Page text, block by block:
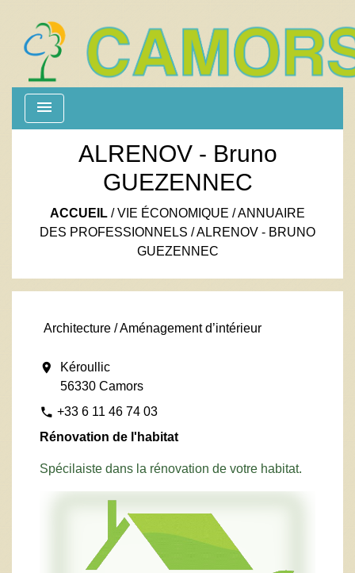
menu
ALRENOV - Bruno
GUEZENNEC
ACCUEIL /VIE ÉCONOMIQUE /ANNUAIRE
DES PROFESSIONNELS /ALRENOV - BRUNO
GUEZENNEC
Architecture / Aménagement d’intérieur
location_on
Kéroullic
56330 Camors
phone +33 6 11 46 74 03
Rénovation de l'habitat
Spécilaiste dans la rénovation de votre habitat.